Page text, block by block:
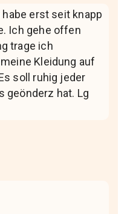
erst seit knapp
Ich gehe offen
trage ich
Kleidung auf
soll ruhig jeder
geönderz hat. Lg